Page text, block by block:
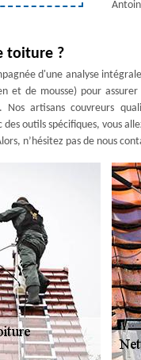
toiture ?
d'une analyse
et de mousse) pour
Nos artisans couvreurs
outils spécifiques, vous
n’hésitez pas de nous